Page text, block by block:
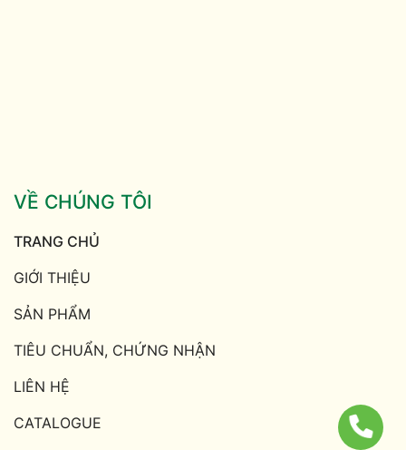
VỀ CHÚNG TÔI
TRANG CHỦ
GIỚI THIỆU
SẢN PHẨM
TIÊU CHUẨN, CHỨNG NHẬN
LIÊN HỆ
CATALOGUE